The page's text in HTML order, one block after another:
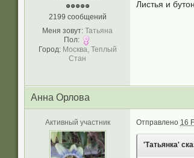
2199 сообщений
Меня зовут: Татьяна
Пол:
Город: Москва, Теплый
Стан
Листья и
Анна Орлова
Активный участник Отправлено 16
'Татьянка'